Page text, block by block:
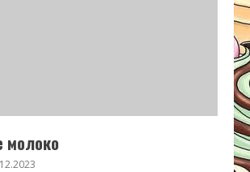
молоко